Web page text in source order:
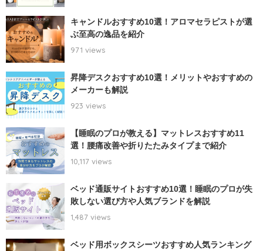
キャンドルおすすめ10選！アロマセラピストが選
ぶ至高の逸品を紹介
971 views
昇降デスクおすすめ10選！メリットやおすすめの
メーカーも解説
923 views
【睡眠のプロが教える】マットレスおすすめ11
選！腰痛改善や折りたたみタイプまで紹介
10,117 views
ベッド通販サイトおすすめ10選！睡眠のプロが失
敗しない選び方や人気ブランドを解説
1,487 views
ベッド用ボックスシーツおすすめ人気ランキング